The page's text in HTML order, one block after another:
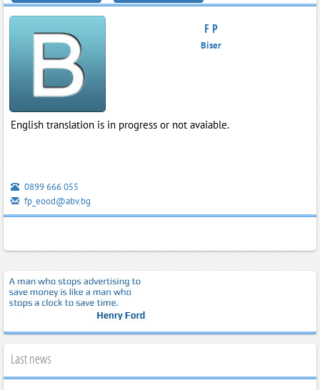
F P
Biser
English translation is in progress or not avaiable.
0899 666 055
fp_eood@abv.bg
Last news